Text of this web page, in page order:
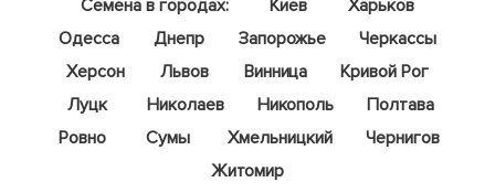
Семена в городах:
Киев
Харьков
Одесса
Днепр Запорожье
Черкассы
Херсон
Львов Винница
Кривой Рог
Луцк
Николаев Никополь
Полтава
Ровно
Сумы Хмельницкий
Чернигов
Житомир